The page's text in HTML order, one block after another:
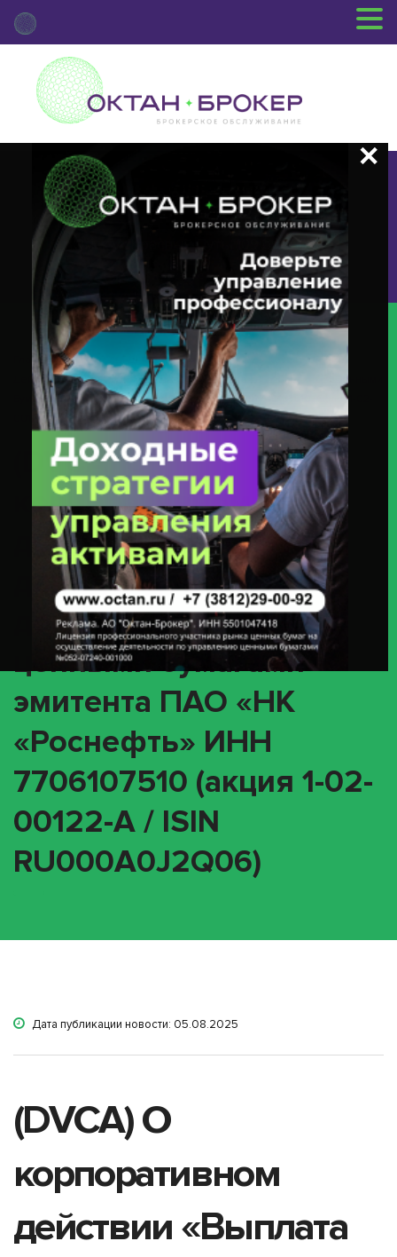
+7 (3812) 29-00-92
г.Омск ул.Красный Путь, 109 оф.510
Главная Новости Депозитария
(DVCA) О Корпоративном
Действии «Выплата Дивидендов В Виде Денежных Средств» С Ценными
Бумагами Эмитента ПАО «НК «Роснефть» ИНН 7706107510 (акция 1-02-
00122-A / ISIN RU000A0J2Q06)
(DVCA) О
корпоративном
действии «Выплата
дивидендов в виде
денежных средств» с
ценными бумагами
эмитента ПАО «НК
«Роснефть» ИНН
7706107510 (акция 1-02-
00122-A / ISIN
RU000A0J2Q06)
Дата публикации новости: 05.08.2025
(DVCA) О
корпоративном
действии «Выплата